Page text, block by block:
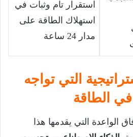
استقرار تام وثبات في
استهلاك الطاقة على
مدار 24 ساعة
التي تواجه
الطاقة
الواعدة التي يقدمها هذا